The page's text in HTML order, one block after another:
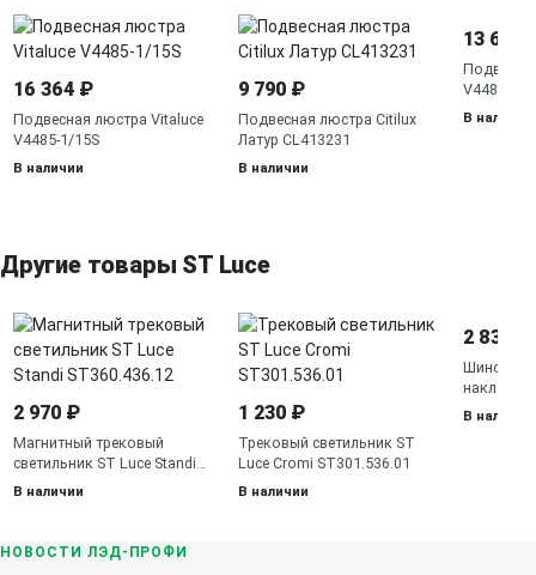
16 364 ₽
Подвесная люстра Vitaluce
V4485-1/15S
В наличии
9 790 ₽
Подвесная люстра Citilux
Латур CL413231
В наличии
13 635
V4484-1/
В наличии
Другие товары ST Luce
2 970 ₽
Магнитный трековый
светильник ST Luce Standi
ST360.436.12
В наличии
1 230 ₽
Трековый светильник ST
Luce Cromi ST301.536.01
В наличии
2 830 ₽
В наличии
НОВОСТИ ЛЭД-ПРОФИ